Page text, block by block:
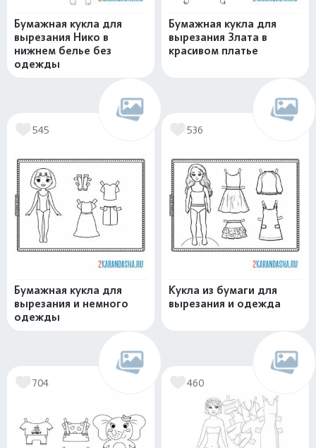
Бумажная кукла для
вырезания Нико в
нижнем белье без
одежды
Бумажная кукла для
вырезания Злата в
красивом платье
545
Бумажная кукла для
вырезания и немного
одежды
536
Кукла из бумаги для
вырезания и одежда
704 460